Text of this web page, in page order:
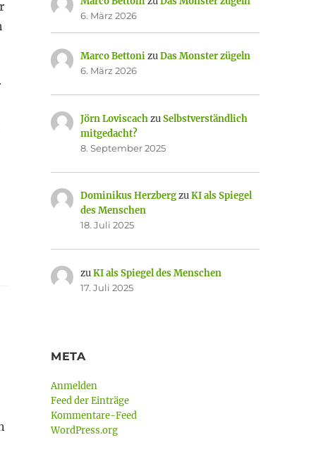
6. März 2026
Marco BettonizuDas Monster zügeln
6. März 2026
Jörn LoviscachzuSelbstverständlich
mitgedacht?
8. September 2025
Dominikus HerzbergzuKI als Spiegel
des Menschen
18. Juli 2025
zuKI als Spiegel des Menschen
17. Juli 2025
META
Anmelden
Feed der Einträge
Kommentare-Feed
WordPress.org